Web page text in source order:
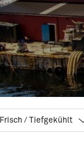
Frisch / Tiefgekühlt